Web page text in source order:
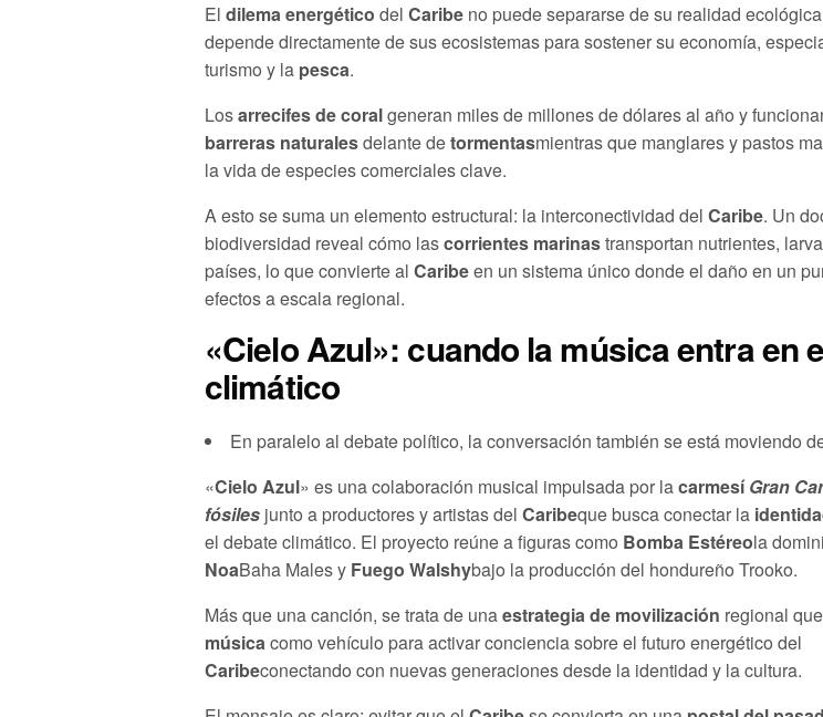
Eldilema energético delCaribe no puede separarse de su realidad
depende directamente de sus ecosistemas para sostener su economía,
turismo y la pesca.
Losarrecifes de coralgeneran miles de millones de dólares al año y
barreras naturalesdelante detormentasmientras que manglares y pastos
la vida de especies comerciales clave.
A esto se suma un elemento estructural: la interconectividad delCaribe. Un
biodiversidad reveal cómo lascorrientes marinastransportan nutrientes,
países, lo que convierte alCaribeen un sistema único donde el daño en un
efectos a escala regional.
«Cielo Azul»: cuando la música entra en
climático
En paralelo al debate político, la conversación también se está moviendo
«Cielo Azul» es una colaboración musical impulsada por lacarmesíGran
fósiles junto a productores y artistas delCaribeque busca conectar la
el debate climático. El proyecto reúne a figuras como Bomba Estéreola
NoaBaha Males y Fuego Walshybajo la producción del hondureño Trooko.
Más que una canción, se trata de unaestrategia de movilización regional
músicacomo vehículo para activar conciencia sobre el futuro energético del
Caribeconectando con nuevas generaciones desde la identidad y la cultura.